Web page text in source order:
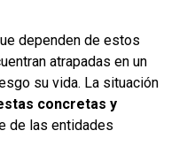
dependen de estos
atrapadas en un
su vida. La situación
concretas y
de las entidades